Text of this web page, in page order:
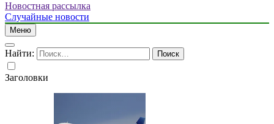
Новостная рассылка
Случайные новости
Меню
Найти:
Заголовки